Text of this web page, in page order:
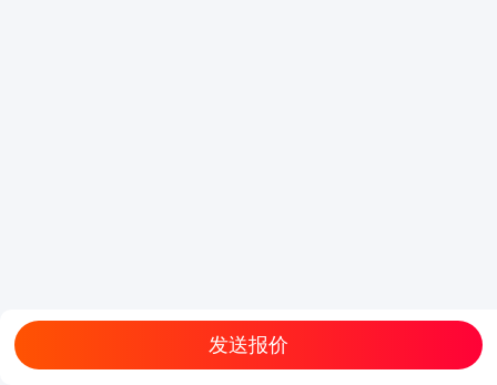
发送报价